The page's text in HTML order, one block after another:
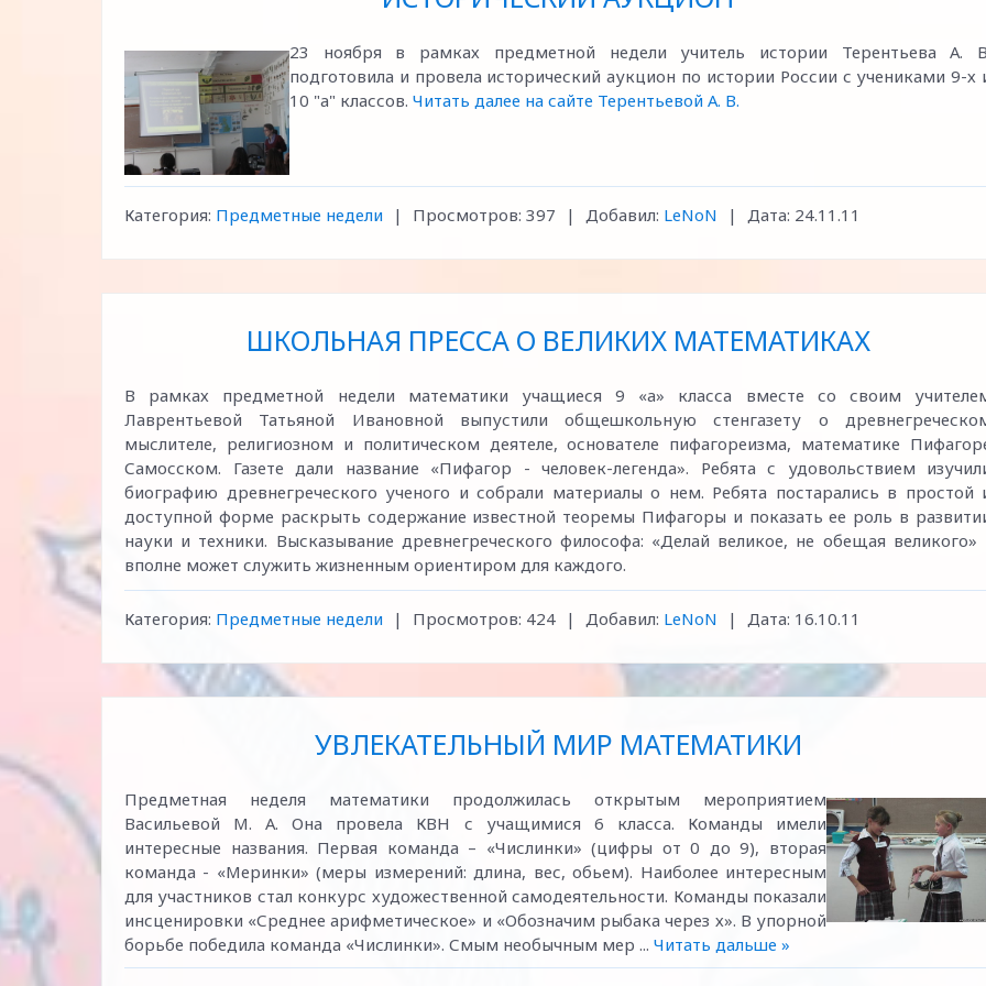
23 ноября в рамках предметной недели учитель истории Терентьева А.
подготовила и провела исторический аукцион по истории России с учениками 9-х
10 "а" классов. Читать далее на сайте Терентьевой А. В.
Категория: Предметные недели | Просмотров: 397 | Добавил: LeNoN | Дата: 24.11.11
ШКОЛЬНАЯ ПРЕССА О ВЕЛИКИХ МАТЕМАТИКАХ
В рамках предметной недели математики учащиеся 9 «а» класса вместе со своим
Лаврентьевой Татьяной Ивановной выпустили общешкольную стенгазету о
мыслителе, религиозном и политическом деятеле, основателе пифагореизма, математике
Самосском. Газете дали название «Пифагор - человек-легенда». Ребята с удовольствием
биографию древнегреческого ученого и собрали материалы о нем. Ребята постарались в простой
доступной форме раскрыть содержание известной теоремы Пифагоры и показать ее роль в
науки и техники. Высказывание древнегреческого философа: «Делай великое, не обещая великого»
вполне может служить жизненным ориентиром для каждого.
Категория: Предметные недели | Просмотров: 424 | Добавил: LeNoN | Дата: 16.10.11
УВЛЕКАТЕЛЬНЫЙ МИР МАТЕМАТИКИ
Предметная неделя математики продолжилась открытым мероприятием
Васильевой М. А. Она провела КВН с учащимися 6 класса. Команды имели
интересные названия. Первая команда – «Числинки» (цифры от 0 до 9), вторая
команда - «Меринки» (меры измерений: длина, вес, обьем). Наиболее интересным
для участников стал конкурс художественной самодеятельности. Команды показали
инсценировки «Среднее арифметическое» и «Обозначим рыбака через х». В упорной
борьбе победила команда «Числинки». Смым необычным мер ... Читать дальше »